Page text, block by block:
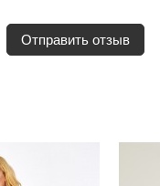
Отправить отзыв